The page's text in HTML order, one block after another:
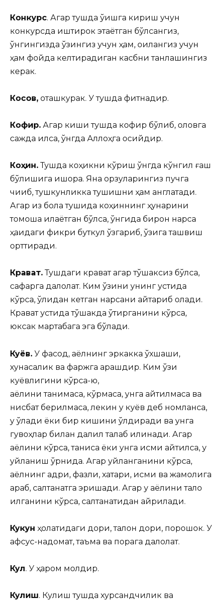
Конкурс. Агар тушда ўқишга кириш учун
конкурсда иштирок этаётган бўлсангиз,
ўнгингизда ўзингиз учун ҳам, оилангиз учун
ҳам фойда келтирадиган касбни танлашингиз
керак.
Косов, оташкурак. У тушда фитнадир.
Кофир. Агар киши тушда кофир бўлиб, оловга
сажда қилса, ўнгда Аллоҳга осийдир.
Коҳин.Тушда коҳикни кўриш ўнгда кўнгил ғаш
бўлишига ишора. Яна орзуларингиз пучга
чиқиб, тушкунликка тушишни ҳам англатади.
Агар қиз бола тушида коҳиннинг ҳунарини
томоша қилаётган бўлса, ўнгида бирон нарса
ҳақидаги фикри буткул ўзгариб, ўзига ташвиш
орттиради.
Крават.Тушдаги крават агар тўшаксиз бўлса,
сафарга далолат. Ким ўзини унинг устида
кўрса, қўлидан кетган нарсани қайтариб олади.
Крават устида тўшакда ўтирганини кўрса,
юксак мартабага эга бўлади.
Куёв. У фасод, аёлнинг эркакка ўхшаши,
хунасалик ва фаржга қарашдир. Ким ўзи
куёвлигини кўрса-ю,
аёлини танимаса, кўрмаса, унга айтилмаса ва
нисбат берилмаса, лекин у куёв деб номланса,
у ўлади ёки бир кишини ўлдиради ва унга
гувоҳлар билан далил талаб қилинади. Агар
аёлини кўрса, таниса ёки унга исми айтилса, у
уйланиш ўрнида. Агар уйланганини кўрса,
аёлнинг қадри, фазли, хатари, исми ва жамолига
қараб, салтанатга эришади. Агар у аёлини талоқ
қилганини кўрса, салтанатидан айрилади.
Кукун ҳолатидаги дори, талқон дори, порошок. У
афсус-надомат, таъма ва порага далолат.
Кул. У ҳаром молдир.
Кулиш. Кулиш тушда хурсандчилик ва